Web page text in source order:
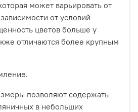
может варьировать от
от условий
цветов больше у
отличаются более крупным
позволяют содержать
в небольших